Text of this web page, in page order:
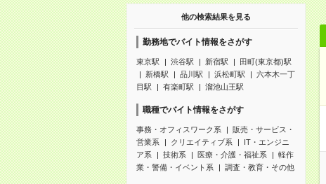
他の検索結果を見る
勤務地でバイト情報をさがす
東京駅 渋谷駅 新宿駅
田町(東京都)駅
新橋駅
品川駅 浜松町駅
六本木一丁
目駅
有楽町駅 溜池山王駅
職種でバイト情報をさがす
事務・オフィスワーク系
販売・サービス・
営業系
クリエイティブ系
IT・エンジニ
ア系
技術系 医療・介護・福祉系
軽作
業・警備・イベント系
調査・教育・その他